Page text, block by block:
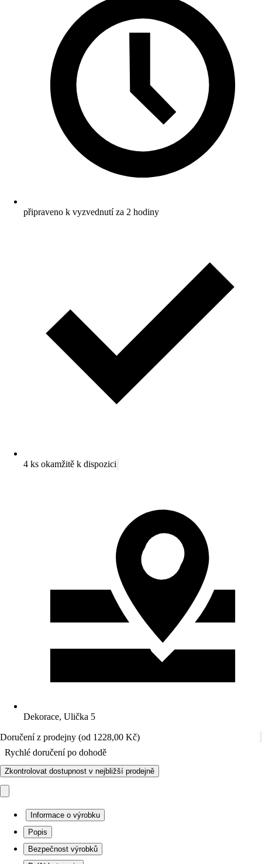
připraveno k vyzvednutí za 2 hodiny
4 ks okamžitě k dispozici
Dekorace, Ulička 5
Doručení z prodejny (od 1228,00 Kč)
Rychlé doručení po dohodě
Zkontrolovat dostupnost v nejbližší prodejně
Informace o výrobku
Popis
Bezpečnost výrobků